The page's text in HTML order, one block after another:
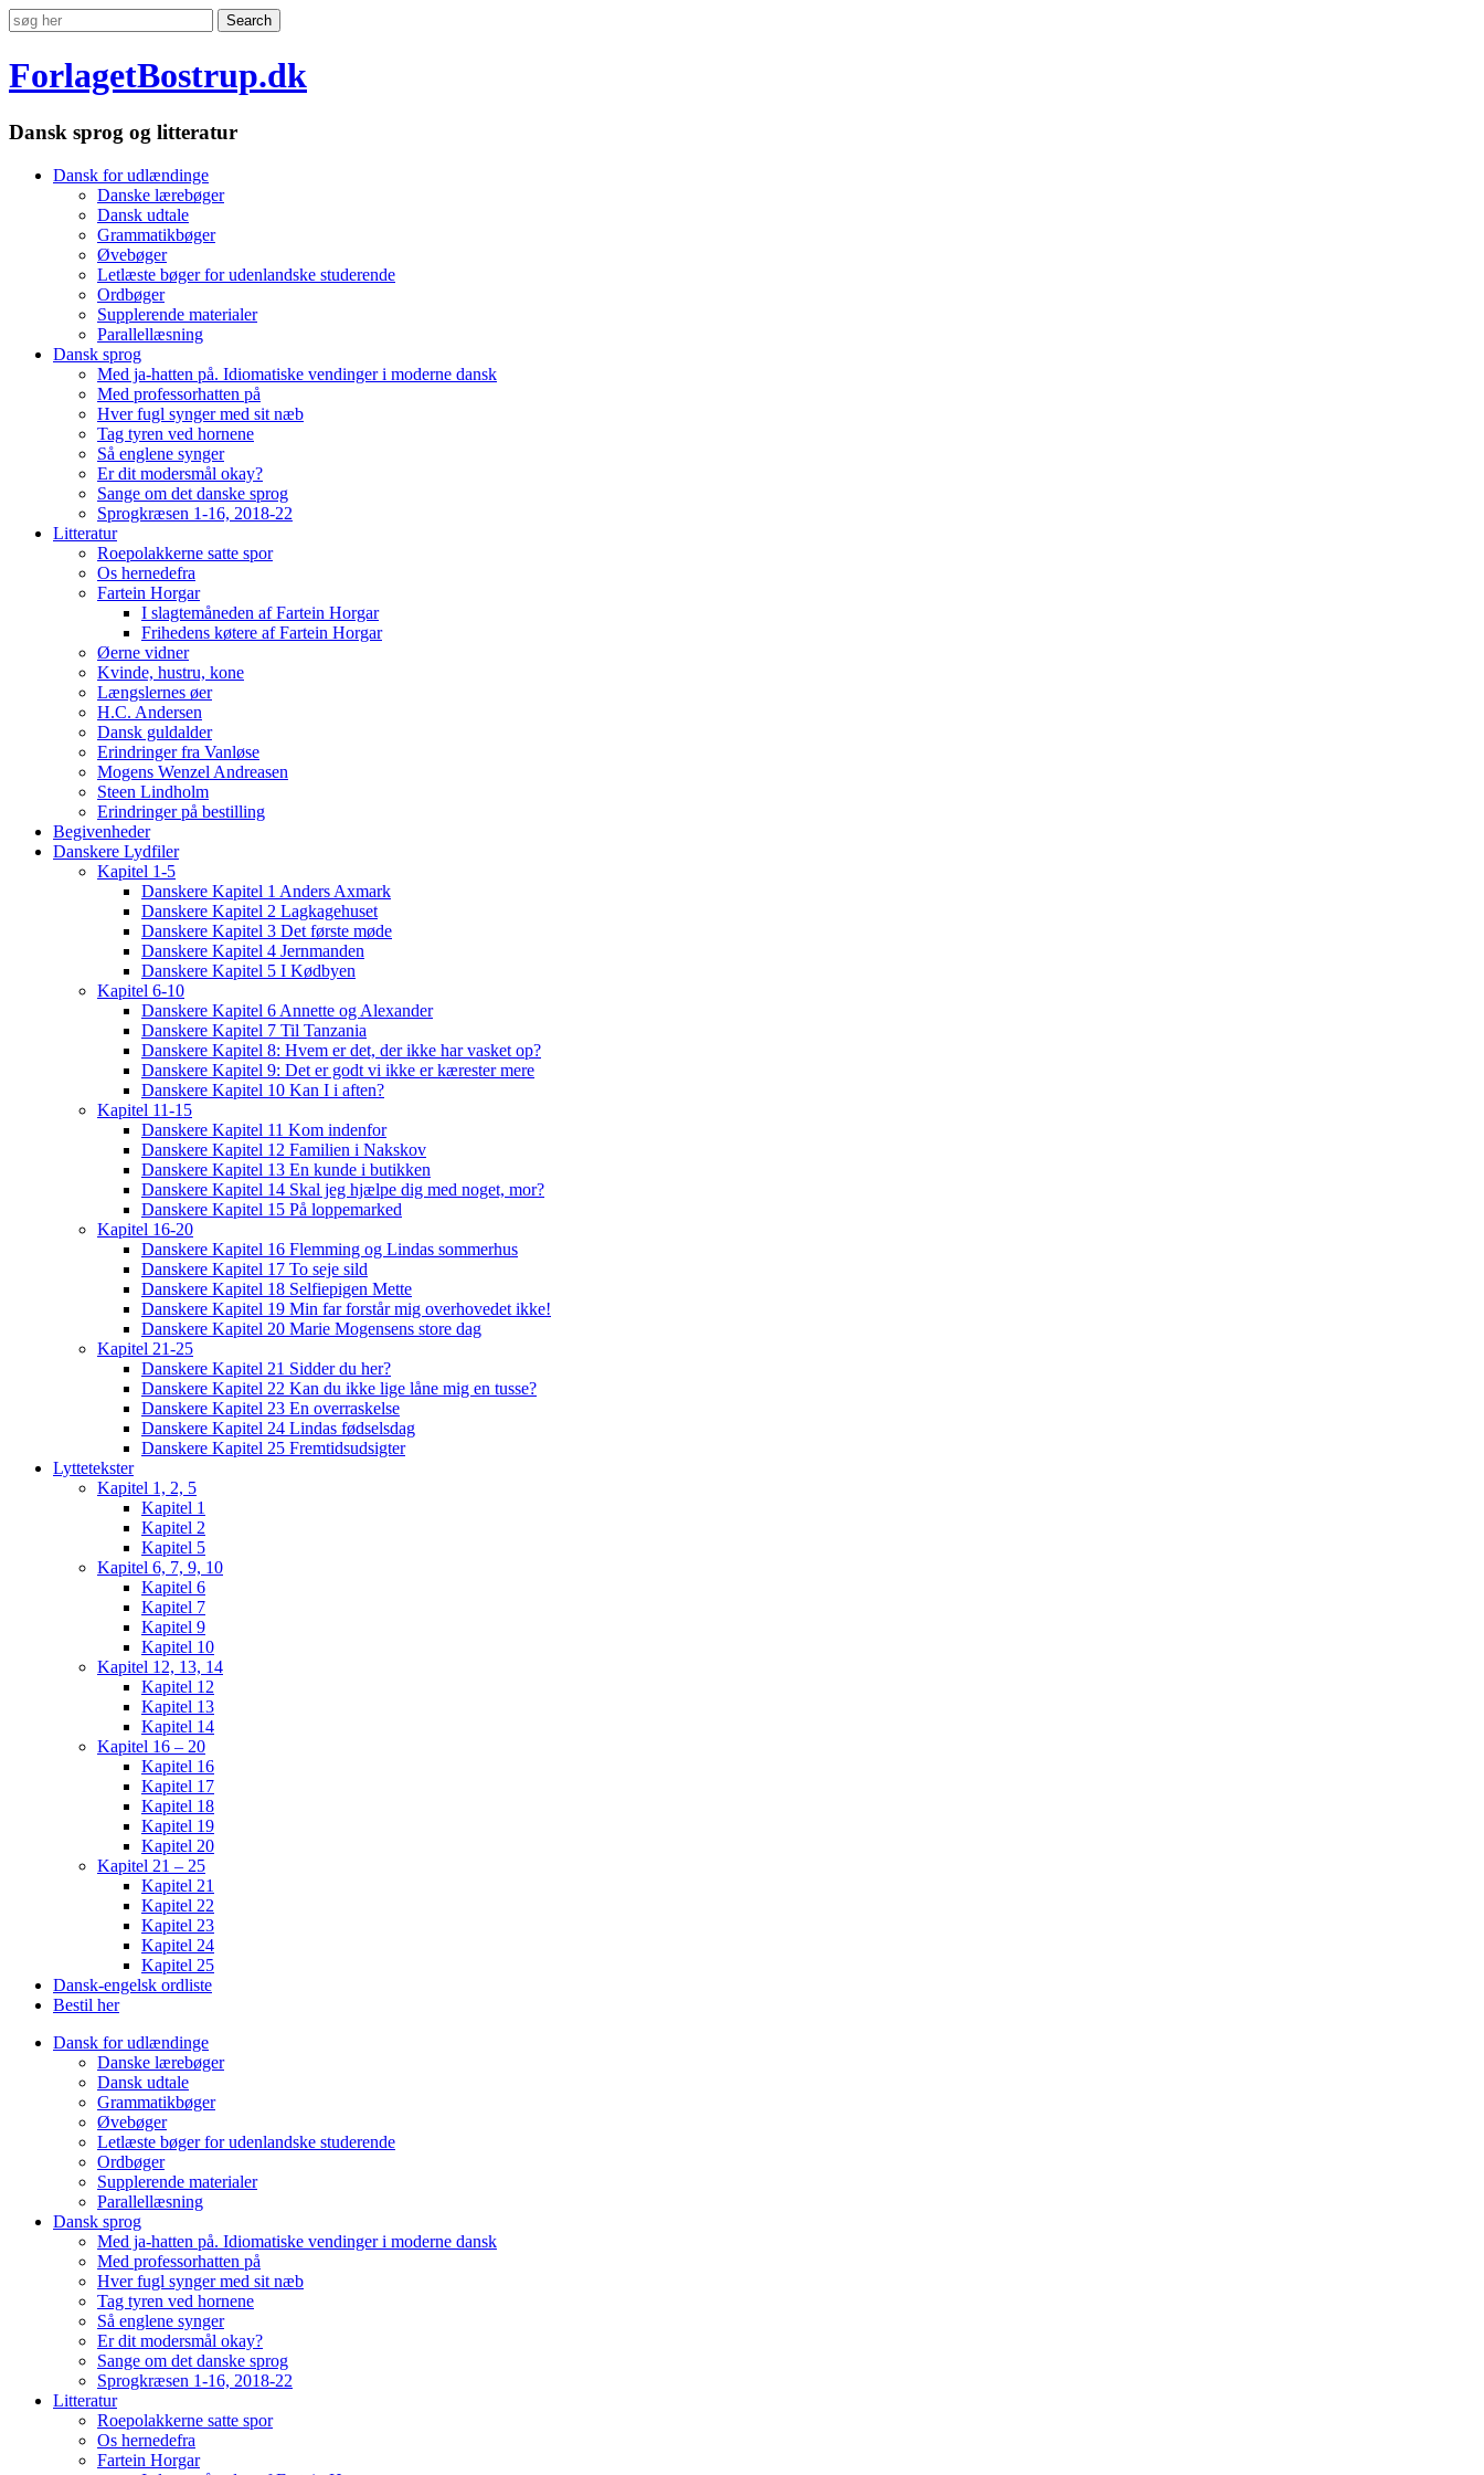
ForlagetBostrup.dk
Dansk sprog og litteratur
Dansk for udlændinge
Danske lærebøger
Dansk udtale
Grammatikbøger
Øvebøger
Letlæste bøger for udenlandske studerende
Ordbøger
Supplerende materialer
Parallellæsning
Dansk sprog
Med ja-hatten på. Idiomatiske vendinger i moderne dansk
Med professorhatten på
Hver fugl synger med sit næb
Tag tyren ved hornene
Så englene synger
Er dit modersmål okay?
Sange om det danske sprog
Sprogkræsen 1-16, 2018-22
Litteratur
Roepolakkerne satte spor
Os hernedefra
Fartein Horgar
I slagtemåneden af Fartein Horgar
Frihedens køtere af Fartein Horgar
Øerne vidner
Kvinde, hustru, kone
Længslernes øer
H.C. Andersen
Dansk guldalder
Erindringer fra Vanløse
Mogens Wenzel Andreasen
Steen Lindholm
Erindringer på bestilling
Begivenheder
Danskere Lydfiler
Kapitel 1-5
Danskere Kapitel 1 Anders Axmark
Danskere Kapitel 2 Lagkagehuset
Danskere Kapitel 3 Det første møde
Danskere Kapitel 4 Jernmanden
Danskere Kapitel 5 I Kødbyen
Kapitel 6-10
Danskere Kapitel 6 Annette og Alexander
Danskere Kapitel 7 Til Tanzania
Danskere Kapitel 8: Hvem er det, der ikke har vasket op?
Danskere Kapitel 9: Det er godt vi ikke er kærester mere
Danskere Kapitel 10 Kan I i aften?
Kapitel 11-15
Danskere Kapitel 11 Kom indenfor
Danskere Kapitel 12 Familien i Nakskov
Danskere Kapitel 13 En kunde i butikken
Danskere Kapitel 14 Skal jeg hjælpe dig med noget, mor?
Danskere Kapitel 15 På loppemarked
Kapitel 16-20
Danskere Kapitel 16 Flemming og Lindas sommerhus
Danskere Kapitel 17 To seje sild
Danskere Kapitel 18 Selfiepigen Mette
Danskere Kapitel 19 Min far forstår mig overhovedet ikke!
Danskere Kapitel 20 Marie Mogensens store dag
Kapitel 21-25
Danskere Kapitel 21 Sidder du her?
Danskere Kapitel 22 Kan du ikke lige låne mig en tusse?
Danskere Kapitel 23 En overraskelse
Danskere Kapitel 24 Lindas fødselsdag
Danskere Kapitel 25 Fremtidsudsigter
Lyttetekster
Kapitel 1, 2, 5
Kapitel 1
Kapitel 2
Kapitel 5
Kapitel 6, 7, 9, 10
Kapitel 6
Kapitel 7
Kapitel 9
Kapitel 10
Kapitel 12, 13, 14
Kapitel 12
Kapitel 13
Kapitel 14
Kapitel 16 – 20
Kapitel 16
Kapitel 17
Kapitel 18
Kapitel 19
Kapitel 20
Kapitel 21 – 25
Kapitel 21
Kapitel 22
Kapitel 23
Kapitel 24
Kapitel 25
Dansk-engelsk ordliste
Bestil her
Dansk for udlændinge
Danske lærebøger
Dansk udtale
Grammatikbøger
Øvebøger
Letlæste bøger for udenlandske studerende
Ordbøger
Supplerende materialer
Parallellæsning
Dansk sprog
Med ja-hatten på. Idiomatiske vendinger i moderne dansk
Med professorhatten på
Hver fugl synger med sit næb
Tag tyren ved hornene
Så englene synger
Er dit modersmål okay?
Sange om det danske sprog
Sprogkræsen 1-16, 2018-22
Litteratur
Roepolakkerne satte spor
Os hernedefra
Fartein Horgar